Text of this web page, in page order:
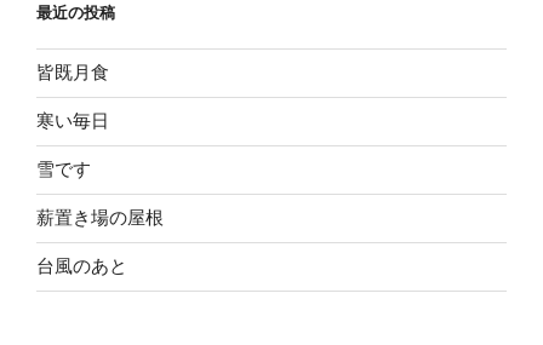
最近の投稿
皆既月食
寒い毎日
雪です
薪置き場の屋根
台風のあと